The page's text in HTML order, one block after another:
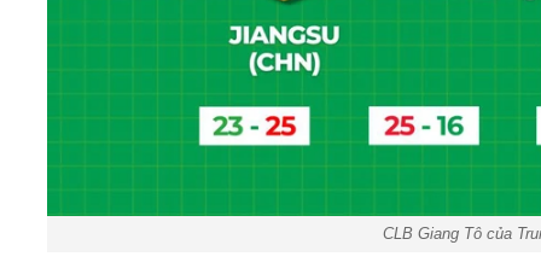
CLB Giang Tô của